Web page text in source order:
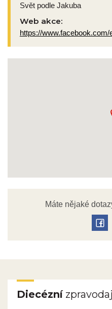
Svět podle Jakuba
Web akce:
https://
Máte nějaké
Diecéznízpravodaj